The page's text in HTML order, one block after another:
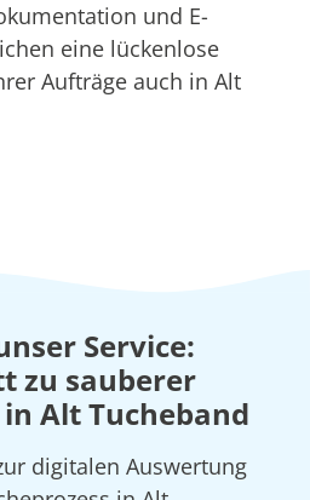
und E-
eine lückenlose
Aufträge auch in Alt
Service:
zu sauberer
Alt Tucheband
digitalen Auswertung